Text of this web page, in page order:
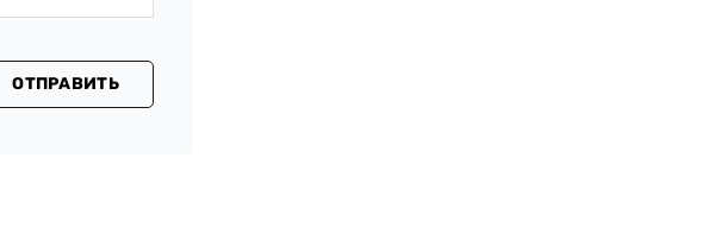
ОТПРАВИТЬ